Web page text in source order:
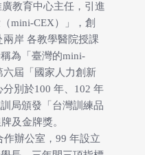
教育中心主任，引進
mini-CEX）」，創
岸 各教學醫院授課
為「臺灣的mini-
屆「國家人力創新
別於100 年、102 年
局頒發「台灣訓練品
及金牌獎。
作辦公室，99 年設立